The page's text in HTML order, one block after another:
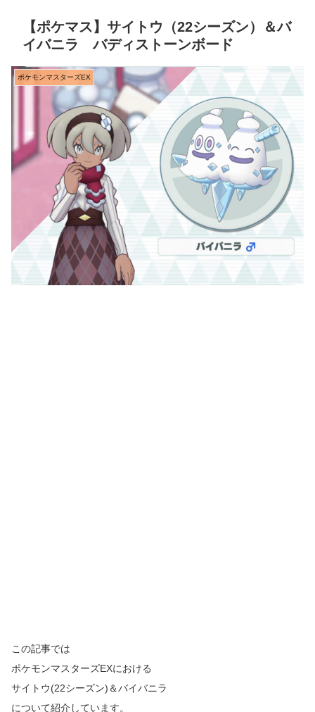
【ポケマス】サイトウ（22シーズン）＆バ
イバニラ バディストーンボード
ポケモンマスターズEX
この記事では
ポケモンマスターズEXにおける
サイトウ(22シーズン)＆バイバニラ
について紹介しています。